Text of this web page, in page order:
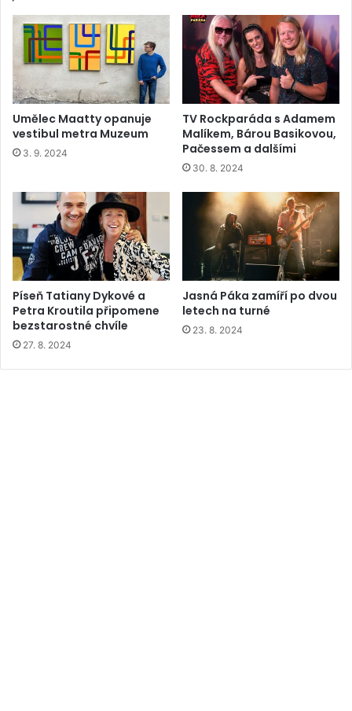
Umělec Maatty opanuje
vestibul metra Muzeum
3. 9. 2024
TV Rockparáda s Adamem
Malíkem, Bárou Basikovou,
Pačessem a dalšími
30. 8. 2024
Píseň Tatiany Dykové a
Petra Kroutila připomene
bezstarostné chvíle
27. 8. 2024
Jasná Páka zamíří po dvou
letech na turné
23. 8. 2024